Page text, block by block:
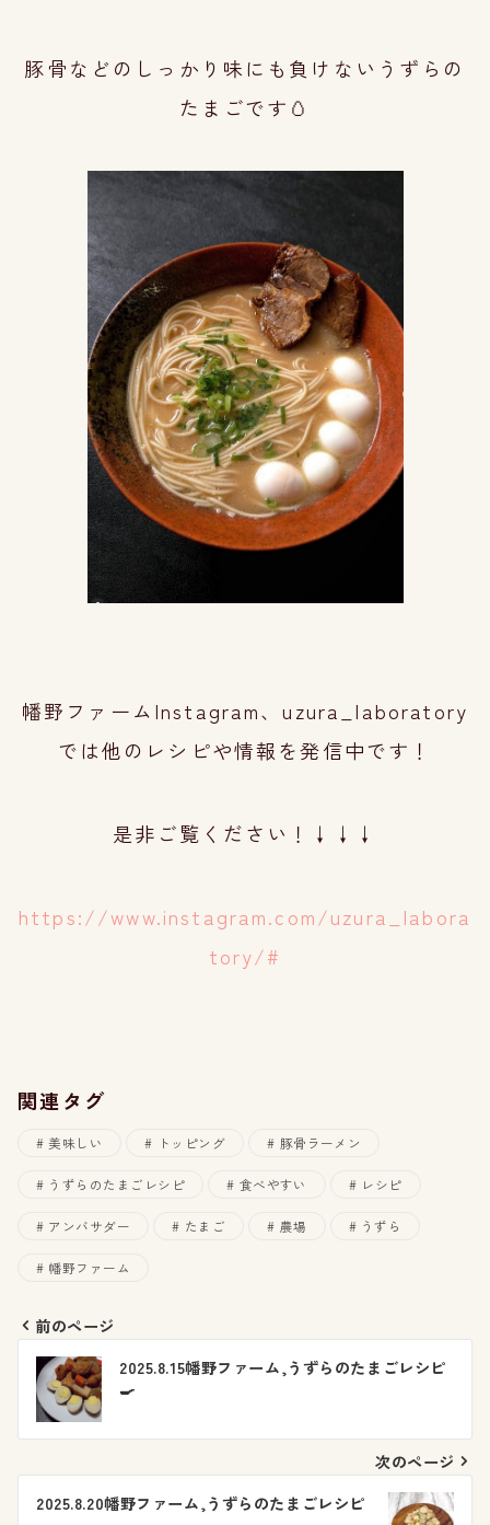
豚骨などのしっかり味にも負けないうずらの
たまごです🥚
幡野ファームInstagram、uzura_laboratory
では他のレシピや情報を発信中です！
是非ご覧ください！↓↓↓
https://www.instagram.com/uzura_labora
tory/#
関連タグ
美味しい トッピング 豚骨ラーメン
うずらのたまごレシピ 食べやすい レシピ
アンバサダー たまご 農場 うずら
幡野ファーム
投
稿
ビ
前のページ
2025.8.15幡野ファーム,うずらのたまごレシピ
🍳
次のページ
2025.8.20幡野ファーム,うずらのたまごレシピ